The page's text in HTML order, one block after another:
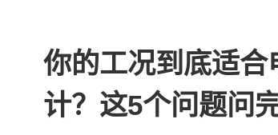
你的工况到底适
计？这5个问题问